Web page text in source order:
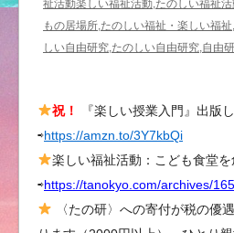
白
い
研
究
は
祉活動楽しい福祉活動,たのしい福祉
もの居場所,たのしい福祉・楽しい福
しい自由研究,たのしい自由研究,自由
祝！
『楽しい授業入門』出版
⇨https://amzn.to/3Y7kbQi
楽しい福祉活動：こども食堂
⇨https://tanokyo.com/archives/
〈たの研〉への寄付が税の優